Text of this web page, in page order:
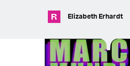
English (United
English (United States)
R Elizabeth Erhardt